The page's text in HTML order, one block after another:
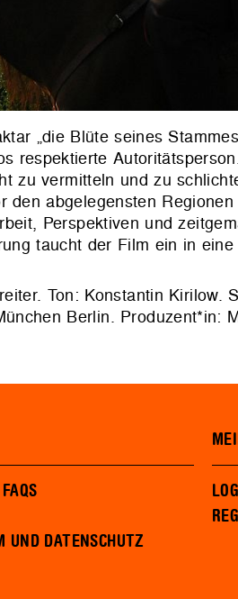
„die Blüte seines
respektierte
zu vermitteln und zu
abgelegensten
Perspektiven und
taucht der Film ein in
Ton: Konstantin Kirilow.
Berlin. Produzent*in:
UND DATENSCHUTZ